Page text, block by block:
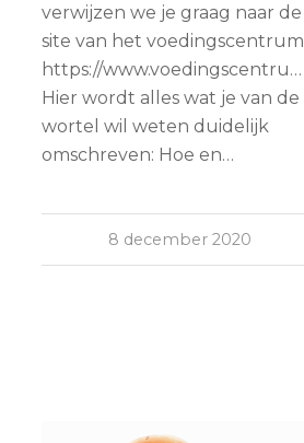
verwijzen we je graag naar de
site van het
https://
Hier wordt alles wat je van de
wortel wil weten duidelijk
omschreven: Hoe en…
8 december 2020